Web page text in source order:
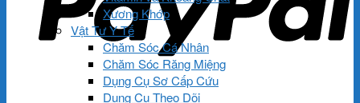
Xương Khớp
Vật Tư Y Tế
Chăm Sóc Cá Nhân
Chăm Sóc Răng Miệng
Dụng Cụ Sơ Cấp Cứu
Dụng Cụ Theo Dõi